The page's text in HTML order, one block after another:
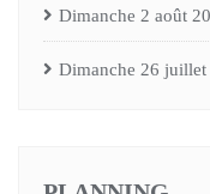
Dimanche 2 août
Dimanche 26 juillet